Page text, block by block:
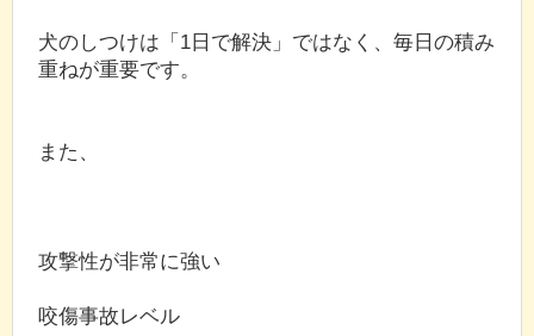
犬のしつけは「1日で解決」ではなく、毎日の積み
重ねが重要です。
また、
攻撃性が非常に強い
咬傷事故レベル